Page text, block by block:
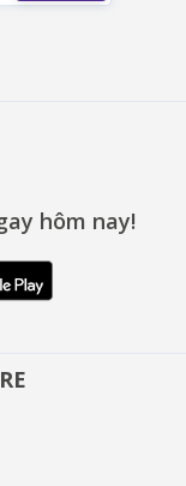
hôm nay!